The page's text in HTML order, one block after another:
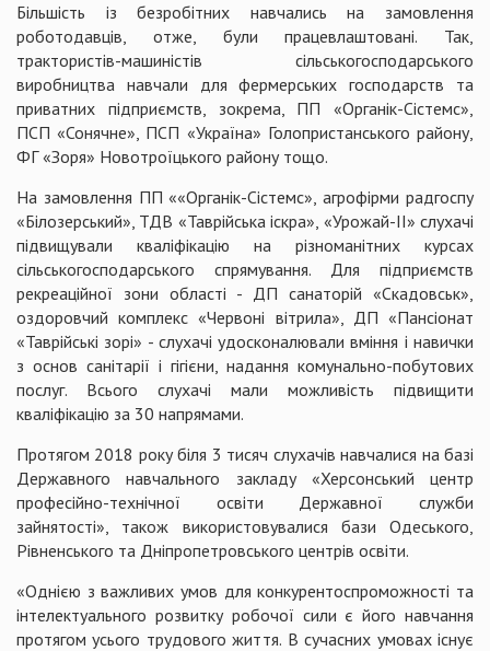
Більшість із безробітних навчались на замовлення
роботодавців, отже, були працевлаштовані. Так,
трактористів-машиністів сільськогосподарського
виробництва навчали для фермерських господарств та
приватних підприємств, зокрема, ПП «Органік-Сістемс»,
ПСП «Сонячне», ПСП «Україна» Голопристанського району,
ФГ «Зоря» Новотроїцького району тощо.
На замовлення ПП ««Органік-Сістемс», агрофірми радгоспу
«Білозерський», ТДВ «Таврійська іскра», «Урожай-ІІ» слухачі
підвищували кваліфікацію на різноманітних курсах
сільськогосподарського спрямування. Для підприємств
рекреаційної зони області - ДП санаторій «Скадовськ»,
оздоровчий комплекс «Червоні вітрила», ДП «Пансіонат
«Таврійські зорі» - слухачі удосконалювали вміння і навички
з основ санітарії і гігієни, надання комунально-побутових
послуг. Всього слухачі мали можливість підвищити
кваліфікацію за 30 напрямами.
Протягом 2018 року біля 3 тисяч слухачів навчалися на базі
Державного навчального закладу «Херсонський центр
професійно-технічної освіти Державної служби
зайнятості», також використовувалися бази Одеського,
Рівненського та Дніпропетровського центрів освіти.
«Однією з важливих умов для конкурентоспроможності та
інтелектуального розвитку робочої сили є його навчання
протягом усього трудового життя. В сучасних умовах існує